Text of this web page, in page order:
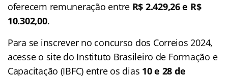
oferecem remuneração entre R$ 2.429,26 e R$
10.302,00.
Para se inscrever no concurso dos Correios 2024,
acesse o site do Instituto Brasileiro de Formação e
Capacitação (IBFC) entre os dias 10 e 28 de